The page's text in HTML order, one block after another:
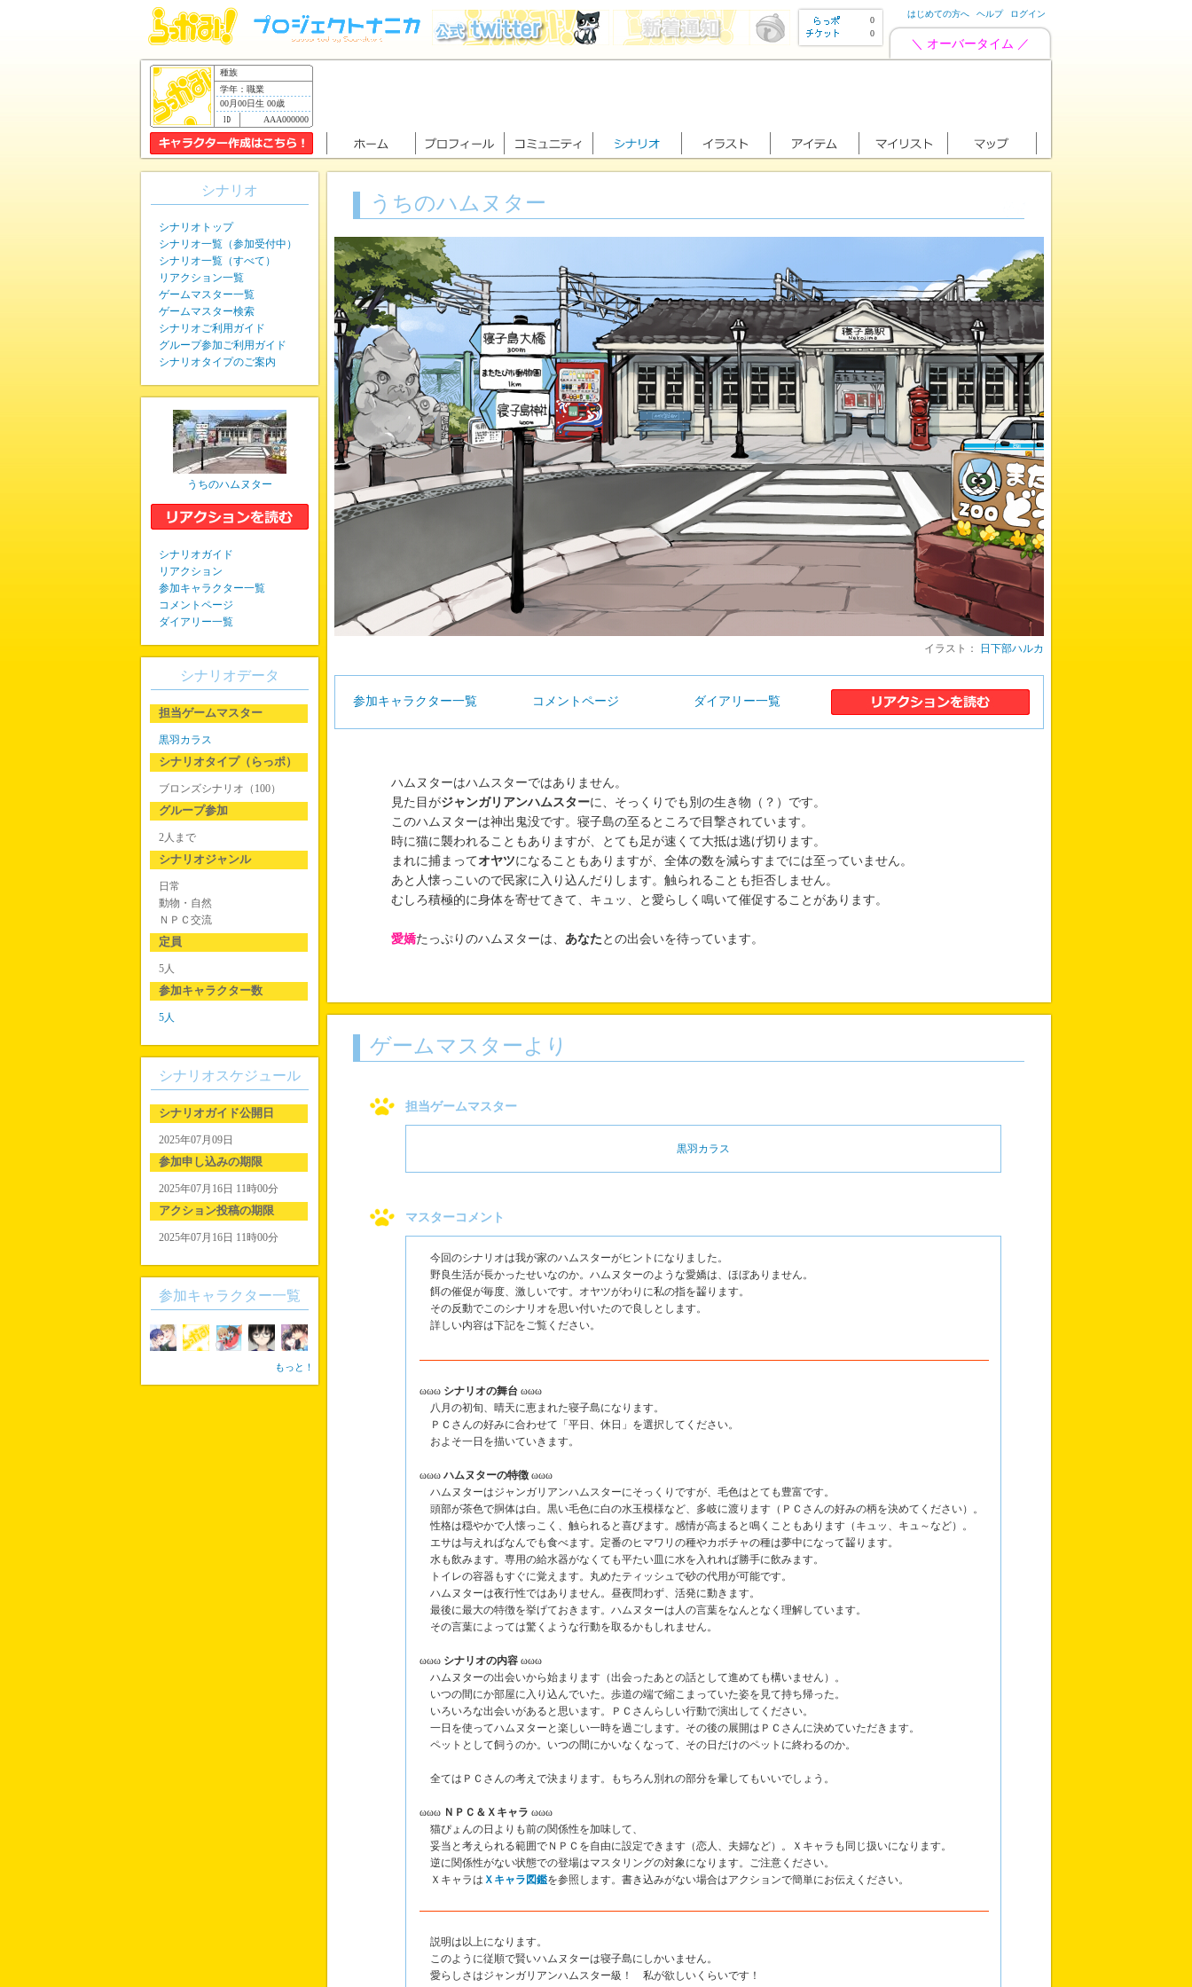
0
0
はじめての方へ ヘルプ ログイン
＼ オーバータイム ／
種族
学年：職業
00月00日生 00歳
AAA000000
うちのハムヌター
イラスト： 日下部ハルカ
参加キャラクター一覧 コメントページ ダイアリー一覧
ハムヌターはハムスターではありません。
見た目がジャンガリアンハムスターに、そっくりでも別の生き物（？）です。
このハムヌターは神出鬼没です。寝子島の至るところで目撃されています。
時に猫に襲われることもありますが、とても足が速くて大抵は逃げ切ります。
まれに捕まってオヤツになることもありますが、全体の数を減らすまでには至っていません。
あと人懐っこいので民家に入り込んだりします。触られることも拒否しません。
むしろ積極的に身体を寄せてきて、キュッ、と愛らしく鳴いて催促することがあります。
愛嬌たっぷりのハムヌターは、 あなた との出会いを待っています。
ゲームマスターより
担当ゲームマスター
黒羽カラス
マスターコメント
今回のシナリオは我が家のハムスターがヒントになりました。
野良生活が長かったせいなのか。ハムヌターのような愛嬌は、ほぼありません。
餌の催促が毎度、激しいです。オヤツがわりに私の指を齧ります。
その反動でこのシナリオを思い付いたので良しとします。
詳しい内容は下記をご覧ください。
ωωω シナリオの舞台 ωωω
八月の初旬、晴天に恵まれた寝子島になります。
ＰＣさんの好みに合わせて「平日、休日」を選択してください。
およそ一日を描いていきます。
ωωω ハムヌターの特徴 ωωω
ハムヌターはジャンガリアンハムスターにそっくりですが、毛色はとても豊富です。
頭部が茶色で胴体は白。黒い毛色に白の水玉模様など、多岐に渡ります（ＰＣさんの好みの柄を決めてください）。
性格は穏やかで人懐っこく、触られると喜びます。感情が高まると鳴くこともあります（キュッ、キュ～など）。
エサは与えればなんでも食べます。定番のヒマワリの種やカボチャの種は夢中になって齧ります。
水も飲みます。専用の給水器がなくても平たい皿に水を入れれば勝手に飲みます。
トイレの容器もすぐに覚えます。丸めたティッシュで砂の代用が可能です。
ハムヌターは夜行性ではありません。昼夜問わず、活発に動きます。
最後に最大の特徴を挙げておきます。ハムヌターは人の言葉をなんとなく理解しています。
その言葉によっては驚くような行動を取るかもしれません。
ωωω シナリオの内容 ωωω
ハムヌターの出会いから始まります（出会ったあとの話として進めても構いません）。
いつの間にか部屋に入り込んでいた。歩道の端で縮こまっていた姿を見て持ち帰った。
いろいろな出会いがあると思います。ＰＣさんらしい行動で演出してください。
一日を使ってハムヌターと楽しい一時を過ごします。その後の展開はＰＣさんに決めていただきます。
ペットとして飼うのか。いつの間にかいなくなって、その日だけのペットに終わるのか。
全てはＰＣさんの考えで決まります。もちろん別れの部分を暈してもいいでしょう。
ωωω ＮＰＣ＆Ｘキャラ ωωω
猫ぴょんの日よりも前の関係性を加味して、
妥当と考えられる範囲でＮＰＣを自由に設定できます（恋人、夫婦など）。Ｘキャラも同じ扱いになります。
逆に関係性がない状態での登場はマスタリングの対象になります。ご注意ください。
Ｘキャラは Ｘキャラ図鑑を参照します。書き込みがない場合はアクションで簡単にお伝えください。
説明は以上になります。
このように従順で賢いハムヌターは寝子島にしかいません。
愛らしさはジャンガリアンハムスター級！ 私が欲しいくらいです！
シナリオ
シナリオトップ
シナリオ一覧（参加受付中）
シナリオ一覧（すべて）
リアクション一覧
ゲームマスター一覧
ゲームマスター検索
シナリオご利用ガイド
グループ参加ご利用ガイド
シナリオタイプのご案内
うちのハムヌター
シナリオガイド
リアクション
参加キャラクター一覧
コメントページ
ダイアリー一覧
シナリオデータ
担当ゲームマスター
黒羽カラス
シナリオタイプ（らっポ）
ブロンズシナリオ（100）
グループ参加
2人まで
シナリオジャンル
日常
動物・自然
ＮＰＣ交流
定員
5人
参加キャラクター数
5人
シナリオスケジュール
シナリオガイド公開日
2025年07月09日
参加申し込みの期限
2025年07月16日 11時00分
アクション投稿の期限
2025年07月16日 11時00分
参加キャラクター一覧
もっと！